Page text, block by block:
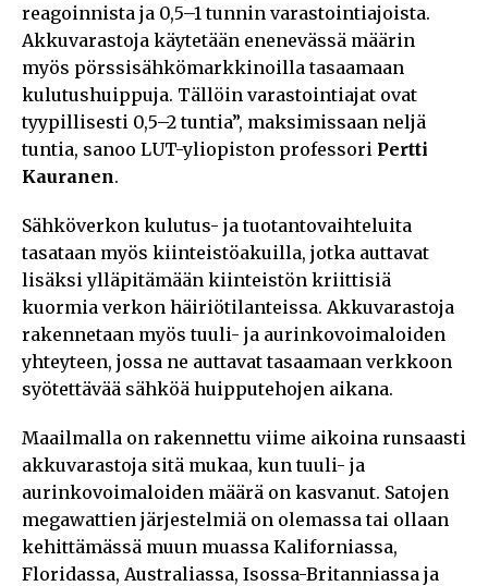
reagoinnista ja 0,5–1 tunnin varastointiajoista.
Akkuvarastoja käytetään enenevässä määrin
myös pörssisähkömarkkinoilla tasaamaan
kulutushuippuja. Tällöin varastointiajat ovat
tyypillisesti 0,5–2 tuntia”, maksimissaan neljä
tuntia, sanoo LUT-yliopiston professori Pertti
Kauranen.
Sähköverkon kulutus- ja tuotantovaihteluita
tasataan myös kiinteistöakuilla, jotka auttavat
lisäksi ylläpitämään kiinteistön kriittisiä
kuormia verkon häiriötilanteissa. Akkuvarastoja
rakennetaan myös tuuli- ja aurinkovoimaloiden
yhteyteen, jossa ne auttavat tasaamaan verkkoon
syötettävää sähköä huipputehojen aikana.
Maailmalla on rakennettu viime aikoina runsaasti
akkuvarastoja sitä mukaa, kun tuuli- ja
aurinkovoimaloiden määrä on kasvanut. Satojen
megawattien järjestelmiä on olemassa tai ollaan
kehittämässä muun muassa Kaliforniassa,
Floridassa, Australiassa, Isossa-Britanniassa ja